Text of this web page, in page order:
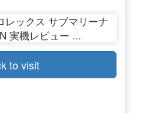
to visit